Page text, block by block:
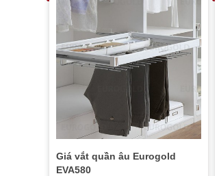
Giá vắt quần âu Eurogold
EVA580